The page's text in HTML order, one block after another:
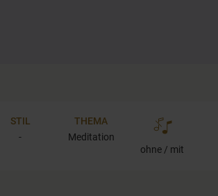
STIL
-
THEMA
Meditation
ohne / mit